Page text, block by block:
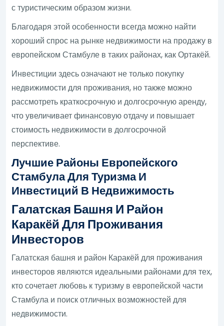
с туристическим образом жизни.
Благодаря этой особенности всегда можно найти
хороший спрос на рынке недвижимости на продажу в
европейском Стамбуле в таких районах, как Ортакёй.
Инвестиции здесь означают не только покупку
недвижимости для проживания, но также можно
рассмотреть краткосрочную и долгосрочную аренду,
что увеличивает финансовую отдачу и повышает
стоимость недвижимости в долгосрочной
перспективе.
Лучшие Районы Европейского
Стамбула Для Туризма И
Инвестиций В Недвижимость
Галатская Башня И Район
Каракёй Для Проживания
Инвесторов
Галатская башня и район Каракёй для проживания
инвесторов являются идеальными районами для тех,
кто сочетает любовь к туризму в европейской части
Стамбула и поиск отличных возможностей для
недвижимости.